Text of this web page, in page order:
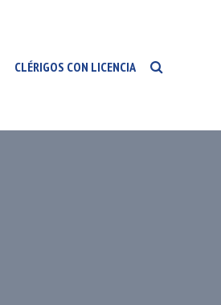
CLÉRIGOS CON LICENCIA